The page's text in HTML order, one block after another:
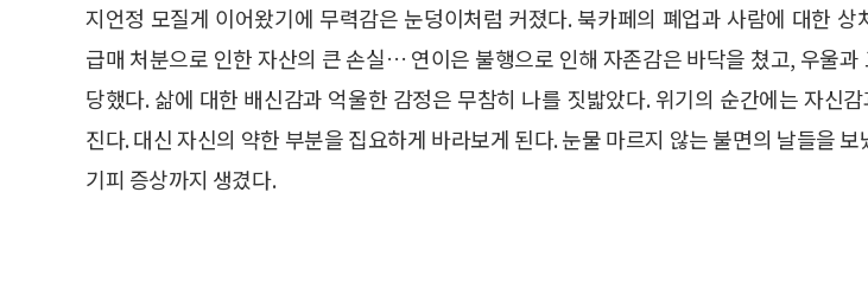
지언정 모질게 이어왔기에 무력감은 눈덩이처럼 커졌다. 북카페의 폐업과 사람에 대한 상
급매 처분으로 인한 자산의 큰 손실… 연이은 불행으로 인해 자존감은 바닥을 쳤고, 우울과
당했다. 삶에 대한 배신감과 억울한 감정은 무참히 나를 짓밟았다. 위기의 순간에는 자신
진다. 대신 자신의 약한 부분을 집요하게 바라보게 된다. 눈물 마르지 않는 불면의 날들을 보
기피 증상까지 생겼다.